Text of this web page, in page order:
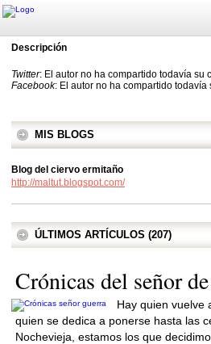
Descripción
Twitter: El autor no ha compartido todavía su
Facebook: El autor no ha compartido todavía
MIS BLOGS
Blog del ciervo ermitaño
http://maltut.blogspot.com/
ÚLTIMOS ARTÍCULOS (207)
Crónicas del señor
Hay quien vuelve
quien se dedica a ponerse hasta las
Nochevieja, estamos los que